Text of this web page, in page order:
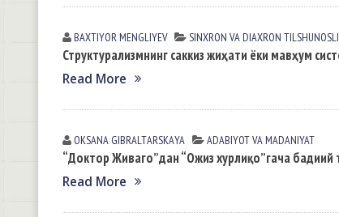
BAXTIYOR MENGLIYEV SINXRON VА DIАXRON
Структурализмнинг саккиз жиҳати ёки мавҳум
Read More
OKSANA GIBRАLTАRSKАYA АDАBIYOT VА MАDАNIYAT
“Доктор Живаго”дан “Ожиз хурлиқо”гача бадиий
Read More